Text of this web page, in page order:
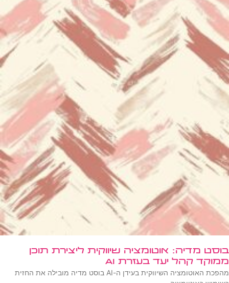
בוסט מדיה: אוטומציה שיווקית ליצירת תוכן
ממוקד קהל יעד בעזרת AI
מהפכת האוטומציה השיווקית בעידן ה-AI בוסט מדיה מובילה את החזית